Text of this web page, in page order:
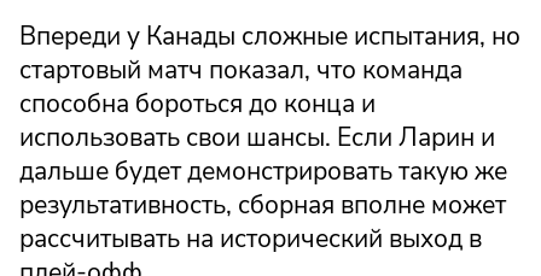
Впереди у Канады сложные испытания, но
стартовый матч показал, что команда
способна бороться до конца и
использовать свои шансы. Если Ларин и
дальше будет демонстрировать такую же
результативность, сборная вполне может
рассчитывать на исторический выход в